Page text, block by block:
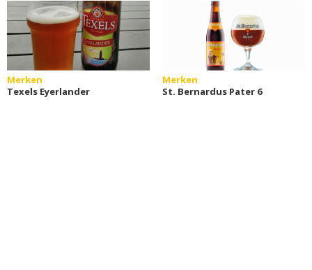
Merken
Texels Eyerlander
Merken
St. Bernardus Pater 6